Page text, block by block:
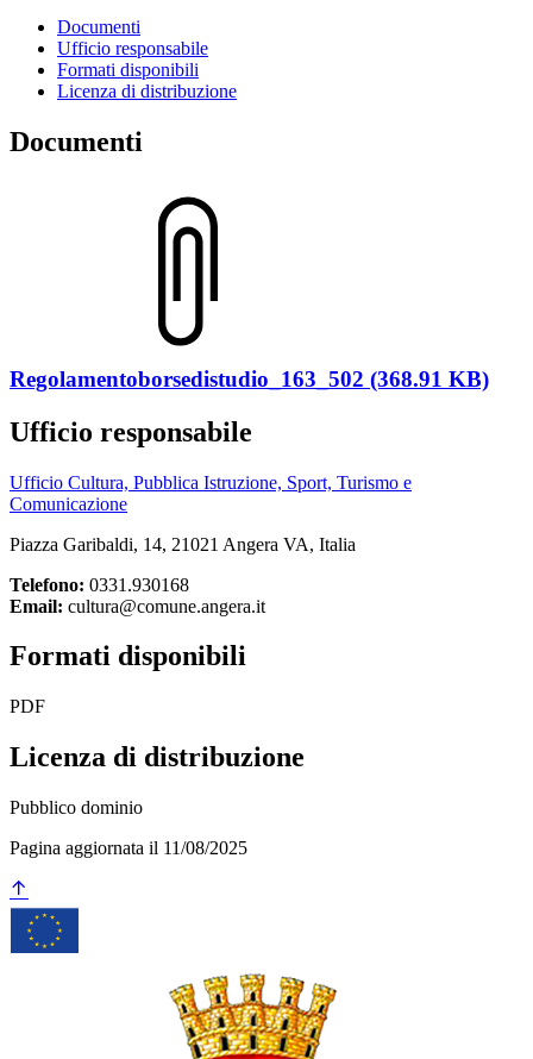
Documenti
Ufficio responsabile
Formati disponibili
Licenza di distribuzione
Documenti
Regolamentoborsedistudio_163_502 (368.91 KB)
Ufficio responsabile
Ufficio Cultura, Pubblica Istruzione, Sport, Turismo e
Comunicazione
Piazza Garibaldi, 14, 21021 Angera VA, Italia
Telefono: 0331.930168
Email: cultura@comune.angera.it
Formati disponibili
PDF
Licenza di distribuzione
Pubblico dominio
Pagina aggiornata il 11/08/2025